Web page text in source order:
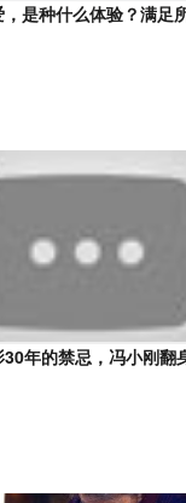
，是种什么体验？满足
30年的禁忌，冯小刚